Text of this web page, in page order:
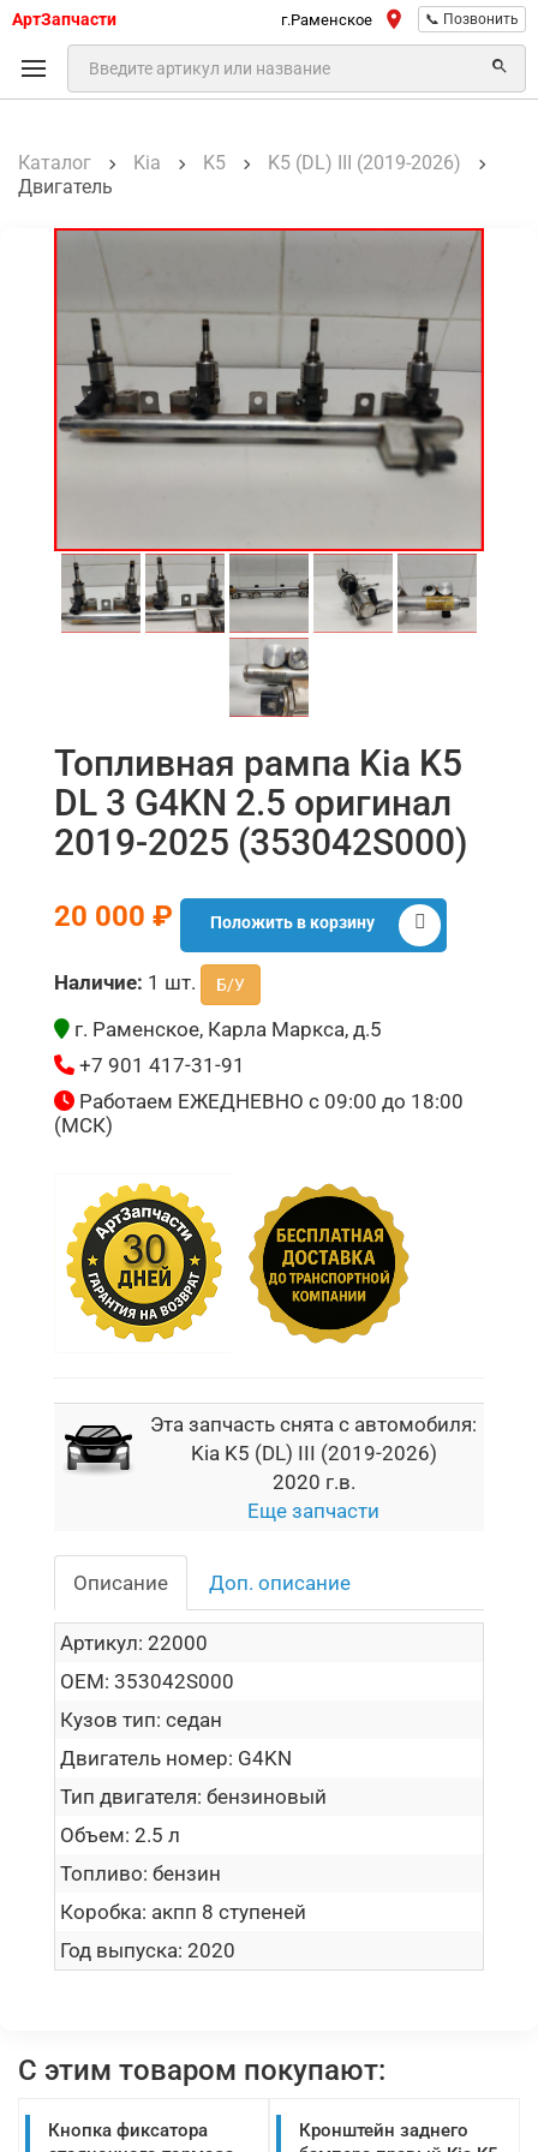
АртЗапчасти г.Раменское 📞 Позвонить
Каталог Kia K5
K5 (DL) III (2019-2026)
Двигатель
Топливная рампа Kia K5
DL 3 G4KN 2.5 оригинал
2019-2025 (353042S000)
20 000 ₽ Положить в корзину
Наличие: 1 шт. Б/У
г. Раменское, Карла Маркса, д.5
+7 901 417-31-91
Работаем ЕЖЕДНЕВНО с 09:00 до 18:00
(МСК)
Эта запчасть снята с автомобиля:
Kia K5 (DL) III (2019-2026)
2020 г.в.
Еще запчасти
Описание Доп. описание
Артикул: 22000
OEM: 353042S000
Кузов тип: седан
Двигатель номер: G4KN
Тип двигателя: бензиновый
Объем: 2.5 л
Топливо: бензин
Коробка: акпп 8 ступеней
Год выпуска: 2020
С этим товаром покупают:
Кнопка фиксатора
Кронштейн заднего